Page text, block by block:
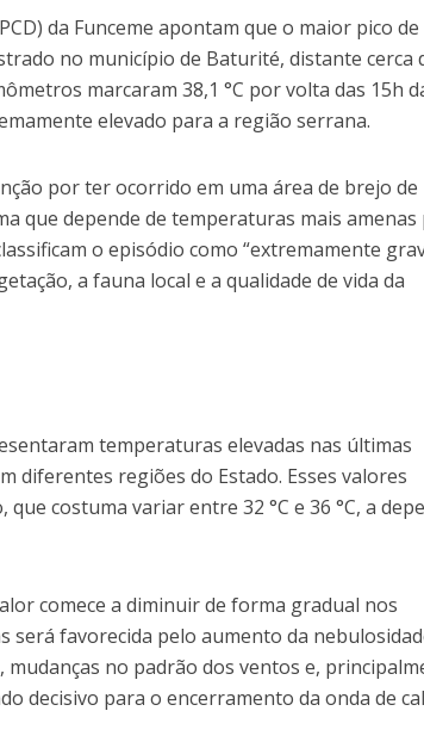
da Funceme apontam que o maior pico de
no município de Baturité, distante cerca
marcaram 38,1 °C por volta das 15h
elevado para a região serrana.
por ter ocorrido em uma área de brejo de
que depende de temperaturas mais amenas
o episódio como “extremamente
a fauna local e a qualidade de vida da
temperaturas elevadas nas últimas
diferentes regiões do Estado. Esses valores
costuma variar entre 32 °C e 36 °C, a
comece a diminuir de forma gradual nos
será favorecida pelo aumento da
mudanças no padrão dos ventos e,
decisivo para o encerramento da onda de